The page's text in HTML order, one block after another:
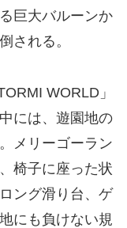
巨大バルーンか
される。
WORLD」
には、遊園地の
メリーゴーラン
椅子に座った状
ング滑り台、ゲ
にも負けない規